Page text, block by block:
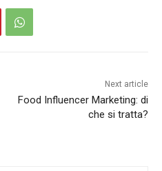
Next article
Food Influencer Marketing: di
che si tratta?